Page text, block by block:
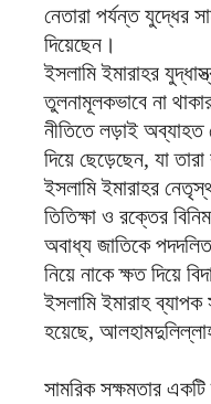
নেতারা পর্যন্ত যুদ্ধের
দিয়েছেন।
ইসলামি ইমারাহর
তুলনামূলকভাবে না
নীতিতে লড়াই অব্যাহত
দিয়ে ছেড়েছেন, যা
ইসলামি ইমারাহর
তিতিক্ষা ও রক্তের
অবাধ্য জাতিকে
নিয়ে নাকে ক্ষত দিয়ে
ইসলামি ইমারাহ
হয়েছে,
সামরিক সক্ষমতার একটি